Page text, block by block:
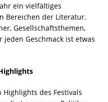
ein vielfältiges
Bereichen der Literatur.
Gesellschaftsthemen,
Geschmack ist etwas
Highlights des Festivals